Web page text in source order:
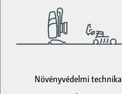
Növényvédelmi technika